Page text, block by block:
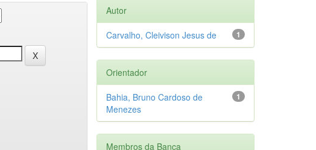
Autor
1
Carvalho, Cleivison Jesus de
Orientador
1
Bahia, Bruno Cardoso de
Menezes
Membros da Banca